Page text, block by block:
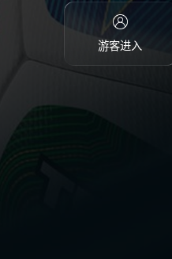
游客进入